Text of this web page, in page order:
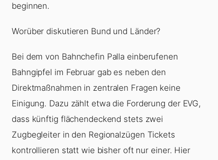
beginnen.
Worüber diskutieren Bund und Länder?
Bei dem von Bahnchefin Palla einberufenen
Bahngipfel im Februar gab es neben den
Direktmaßnahmen in zentralen Fragen keine
Einigung. Dazu zählt etwa die Forderung der EVG,
dass künftig flächendeckend stets zwei
Zugbegleiter in den Regionalzügen Tickets
kontrollieren statt wie bisher oft nur einer. Hier